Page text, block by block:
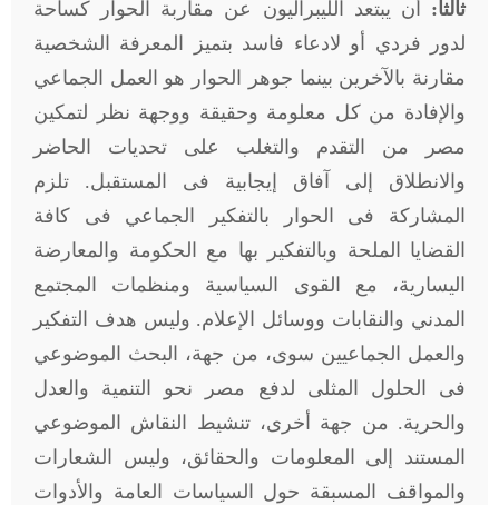
ثالثا: أن يبتعد الليبراليون عن مقاربة الحوار كساحة
لدور فردي أو لادعاء فاسد بتميز المعرفة الشخصية
مقارنة بالآخرين بينما جوهر الحوار هو العمل الجماعي
والإفادة من كل معلومة وحقيقة ووجهة نظر لتمكين
مصر من التقدم والتغلب على تحديات الحاضر
والانطلاق إلى آفاق إيجابية فى المستقبل. تلزم
المشاركة فى الحوار بالتفكير الجماعي فى كافة
القضايا الملحة وبالتفكير بها مع الحكومة والمعارضة
اليسارية، مع القوى السياسية ومنظمات المجتمع
المدني والنقابات ووسائل الإعلام. وليس هدف التفكير
والعمل الجماعيين سوى، من جهة، البحث الموضوعي
فى الحلول المثلى لدفع مصر نحو التنمية والعدل
والحرية. من جهة أخرى، تنشيط النقاش الموضوعي
المستند إلى المعلومات والحقائق، وليس الشعارات
والمواقف المسبقة حول السياسات العامة والأدوات